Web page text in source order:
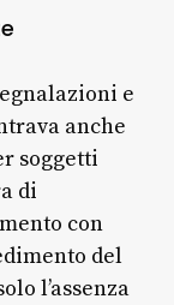
e
anche
soggetti
di
con
del
l’assenza